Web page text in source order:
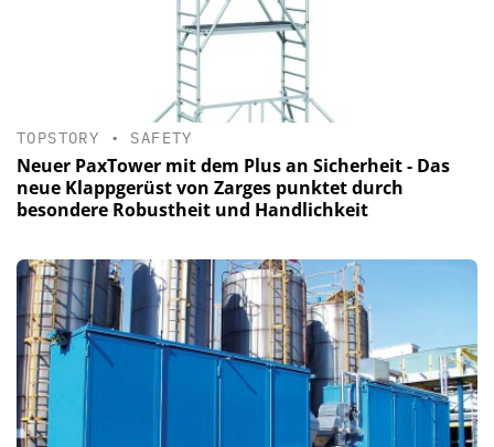
TOPSTORY • SAFETY
Neuer PaxTower mit dem Plus an Sicherheit - Das
neue Klappgerüst von Zarges punktet durch
besondere Robustheit und Handlichkeit